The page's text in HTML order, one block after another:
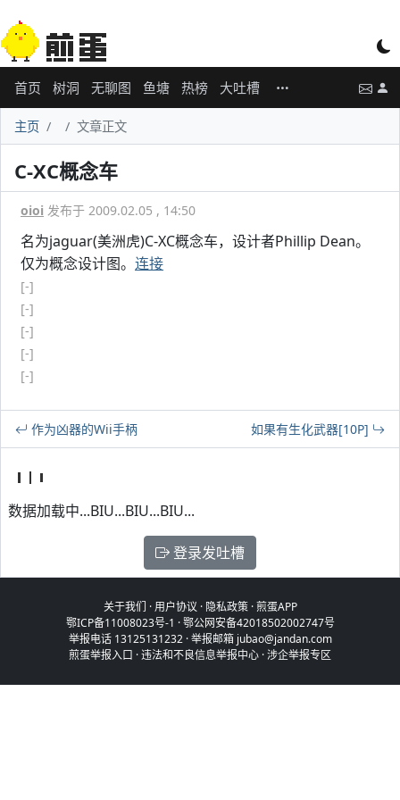
首页 树洞 无聊图 鱼塘 热榜 大吐槽
主页 文章正文
C-XC概念车
oioi 发布于 2009.02.05 , 14:50
名为jaguar(美洲虎)C-XC概念车，设计者Phillip Dean。
仅为概念设计图。 连接
[-]
[-]
[-]
[-]
[-]
作为凶器的Wii手柄 如果有生化武器[10P]
数据加载中...BIU...BIU...BIU...
登录发吐槽
关于我们 ·用户协议 · 隐私政策·煎蛋APP
鄂ICP备11008023号-1 ·鄂公网安备42018502002747号
举报电话 13125131232 · 举报邮箱 jubao@jandan.com
煎蛋举报入口 ·违法和不良信息举报中心 ·涉企举报专区